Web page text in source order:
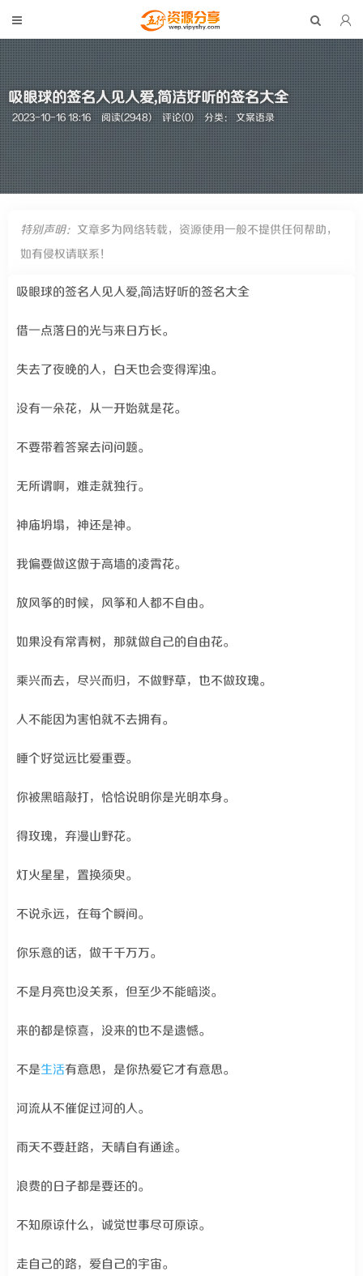
吸眼球的签名人见人爱,简洁好听的签名大全
2023-10-16 18:16 阅读(2948) 评论(0) 分类：文案语录
特别声明： 文章多为网络转载，资源使用一般不提供任何帮助，
如有侵权请联系！
吸眼球的签名人见人爱,简洁好听的签名大全
借一点落日的光与来日方长。
失去了夜晚的人，白天也会变得浑浊。
没有一朵花，从一开始就是花。
不要带着答案去问问题。
无所谓啊，难走就独行。
神庙坍塌，神还是神。
我偏要做这傲于高墙的凌霄花。
放风筝的时候，风筝和人都不自由。
如果没有常青树，那就做自己的自由花。
乘兴而去，尽兴而归，不做野草，也不做玫瑰。
人不能因为害怕就不去拥有。
睡个好觉远比爱重要。
你被黑暗敲打，恰恰说明你是光明本身。
得玫瑰，弃漫山野花。
灯火星星，置换须臾。
不说永远，在每个瞬间。
你乐意的话，做千千万万。
不是月亮也没关系，但至少不能暗淡。
来的都是惊喜，没来的也不是遗憾。
不是生活有意思，是你热爱它才有意思。
河流从不催促过河的人。
雨天不要赶路，天晴自有通途。
浪费的日子都是要还的。
不知原谅什么，诚觉世事尽可原谅。
走自己的路，爱自己的宇宙。